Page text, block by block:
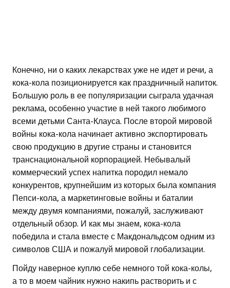
Конечно, ни о каких лекарствах уже не идет и речи, а
кока-кола позиционируется как праздничный напиток.
Большую роль в ее популяризации сыграла удачная
реклама, особенно участие в ней такого любимого
всеми детьми Санта-Клауса. После второй мировой
войны кока-кола начинает активно экспортировать
свою продукцию в другие страны и становится
транснациональной корпорацией. Небывалый
коммерческий успех напитка породил немало
конкурентов, крупнейшим из которых была компания
Пепси-кола, а маркетинговые войны и баталии
между двумя компаниями, пожалуй, заслуживают
отдельный обзор. И как мы знаем, кока-кола
победила и стала вместе с Макдональдсом одним из
символов США и пожалуй мировой глобализации.
Пойду наверное куплю себе немного той кока-колы,
а то в моем чайник нужно накипь растворить и с